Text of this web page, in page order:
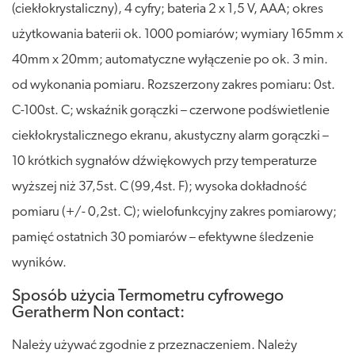
(ciekłokrystaliczny), 4 cyfry; bateria 2 x 1,5 V, AAA; okres
użytkowania baterii ok. 1000 pomiarów; wymiary 165mm x
40mm x 20mm; automatyczne wyłączenie po ok. 3 min.
od wykonania pomiaru. Rozszerzony zakres pomiaru: 0st.
C-100st. C; wskaźnik gorączki – czerwone podświetlenie
ciekłokrystalicznego ekranu, akustyczny alarm gorączki –
10 krótkich sygnałów dźwiękowych przy temperaturze
wyższej niż 37,5st. C (99,4st. F); wysoka dokładność
pomiaru (+/- 0,2st. C); wielofunkcyjny zakres pomiarowy;
pamięć ostatnich 30 pomiarów – efektywne śledzenie
wyników.
Sposób użycia Termometru cyfrowego
Geratherm Non contact:
Należy używać zgodnie z przeznaczeniem. Należy